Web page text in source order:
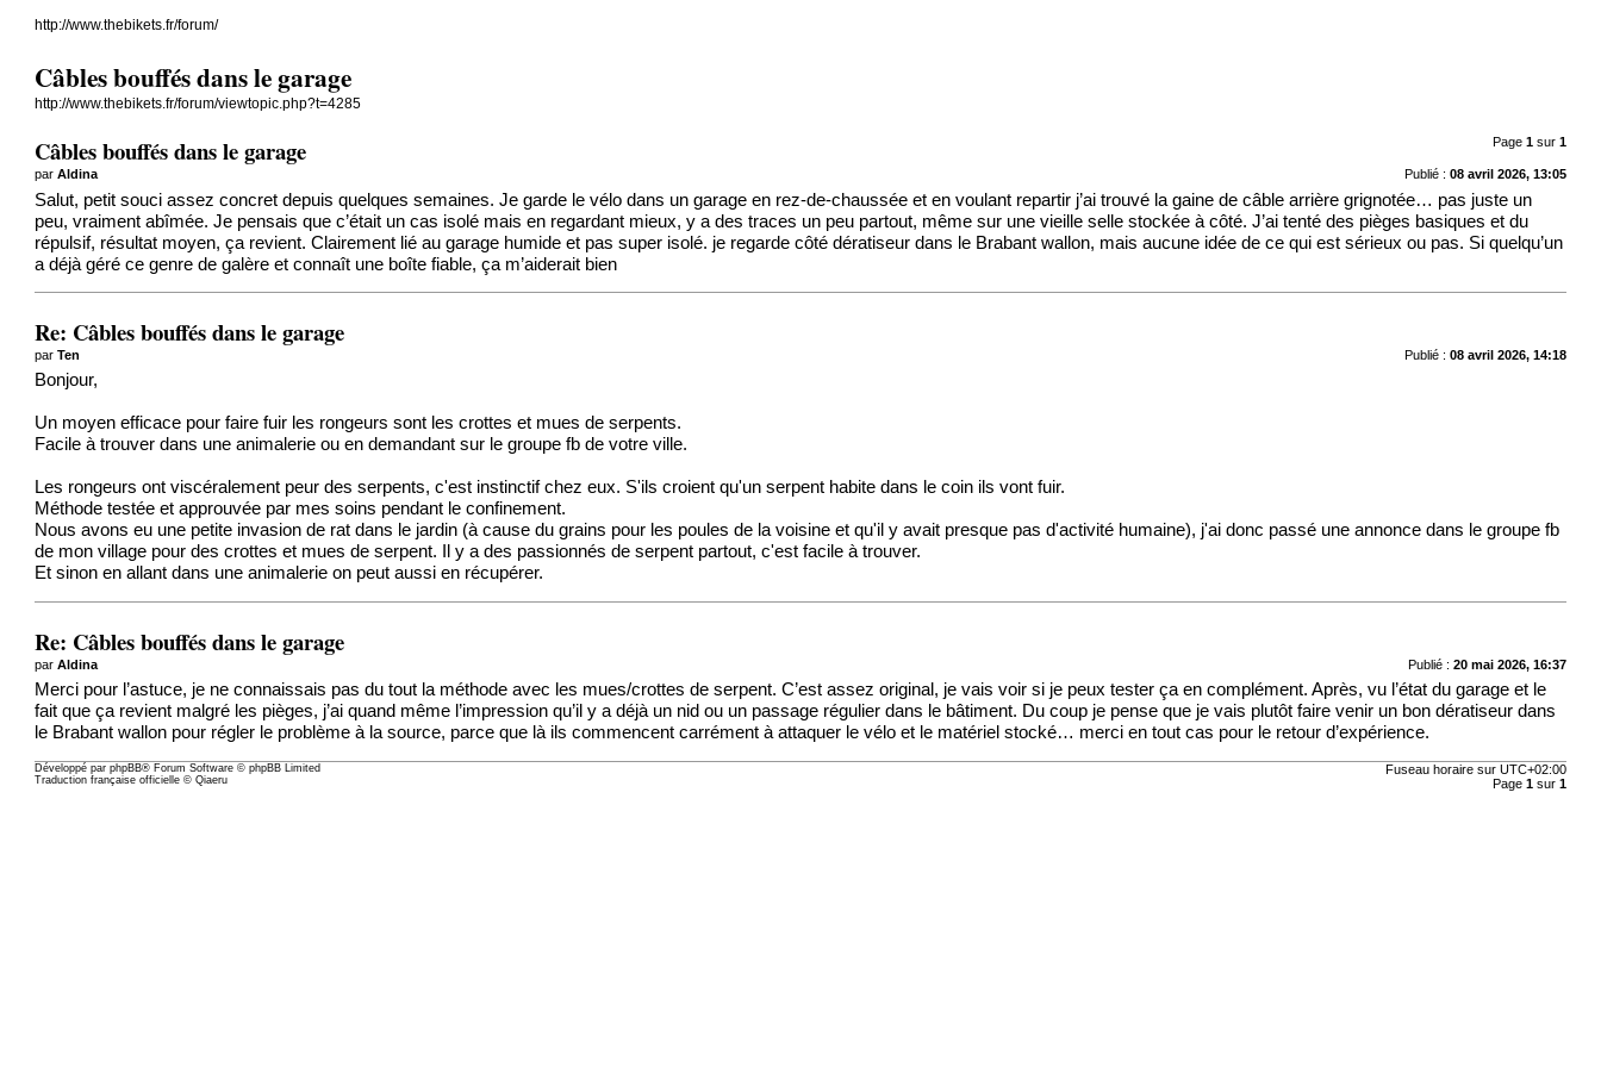
http://www.thebikets.fr/forum/
Câbles bouffés dans le garage
http://www.thebikets.fr/forum/viewtopic.php?t=4285
Page 1sur 1
Câbles bouffés dans le garage
Publié : 08 avril 2026, 13:05
parAldina
Salut, petit souci assez concret depuis quelques semaines. Je garde le vélo dans un garage en rez-de-chaussée et en voulant repartir j’ai trouvé la gaine de câble arrière grignotée… pas juste un
peu, vraiment abîmée. Je pensais que c’était un cas isolé mais en regardant mieux, y a des traces un peu partout, même sur une vieille selle stockée à côté. J’ai tenté des pièges basiques et du
répulsif, résultat moyen, ça revient. Clairement lié au garage humide et pas super isolé. je regarde côté dératiseur dans le Brabant wallon, mais aucune idée de ce qui est sérieux ou pas. Si quelqu’un
a déjà géré ce genre de galère et connaît une boîte fiable, ça m’aiderait bien
Re: Câbles bouffés dans le garage
Publié : 08 avril 2026, 14:18
parTen
Bonjour,
Un moyen efficace pour faire fuir les rongeurs sont les crottes et mues de serpents.
Facile à trouver dans une animalerie ou en demandant sur le groupe fb de votre ville.
Les rongeurs ont viscéralement peur des serpents, c'est instinctif chez eux. S'ils croient qu'un serpent habite dans le coin ils vont fuir.
Méthode testée et approuvée par mes soins pendant le confinement.
Nous avons eu une petite invasion de rat dans le jardin (à cause du grains pour les poules de la voisine et qu'il y avait presque pas d'activité humaine), j'ai donc passé une annonce dans le groupe fb
de mon village pour des crottes et mues de serpent. Il y a des passionnés de serpent partout, c'est facile à trouver.
Et sinon en allant dans une animalerie on peut aussi en récupérer.
Re: Câbles bouffés dans le garage
Publié : 20 mai 2026, 16:37
parAldina
Merci pour l’astuce, je ne connaissais pas du tout la méthode avec les mues/crottes de serpent. C’est assez original, je vais voir si je peux tester ça en complément. Après, vu l’état du garage et le
fait que ça revient malgré les pièges, j’ai quand même l’impression qu’il y a déjà un nid ou un passage régulier dans le bâtiment. Du coup je pense que je vais plutôt faire venir un bon dératiseur dans
le Brabant wallon pour régler le problème à la source, parce que là ils commencent carrément à attaquer le vélo et le matériel stocké… merci en tout cas pour le retour d’expérience.
Fuseau horaire sur UTC+02:00
Page 1sur 1
Développé parphpBB® Forum Software © phpBB Limited
Traduction française officielle ©Qiaeru